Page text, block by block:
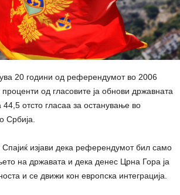
20 години од референдумот во 2006
од гласовите ја обнови државната
44,5 отсто гласаа за останување во
Србија.
изјави дека референдумот бил само
на државата и дека денес Црна Гора ја
и се движи кон европска интеграција.